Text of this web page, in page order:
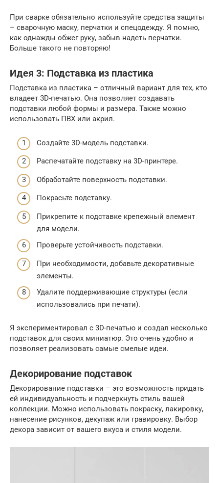
При сварке обязательно используйте средства защиты
– сварочную маску, перчатки и спецодежду. Я помню,
как однажды обжег руку, забыв надеть перчатки.
Больше такого не повторяю!
Идея 3: Подставка из пластика
Подставка из пластика – отличный вариант для тех, кто
владеет 3D-печатью. Она позволяет создавать
подставки любой формы и размера. Также можно
использовать ПВХ или акрил.
Создайте 3D-модель подставки.
Распечатайте подставку на 3D-принтере.
Обработайте поверхность подставки.
Покрасьте подставку.
Прикрепите к подставке крепежный элемент
для модели.
Проверьте устойчивость подставки.
При необходимости, добавьте декоративные
элементы.
Удалите поддерживающие структуры (если
использовались при печати).
Я экспериментировал с 3D-печатью и создал несколько
подставок для своих миниатюр. Это очень удобно и
позволяет реализовать самые смелые идеи.
Декорирование подставок
Декорирование подставки – это возможность придать
ей индивидуальность и подчеркнуть стиль вашей
коллекции. Можно использовать покраску, лакировку,
нанесение рисунков, декупаж или гравировку. Выбор
декора зависит от вашего вкуса и стиля модели.